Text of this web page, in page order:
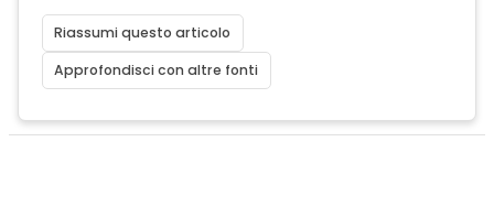
Riassumi questo articolo
Approfondisci con altre fonti